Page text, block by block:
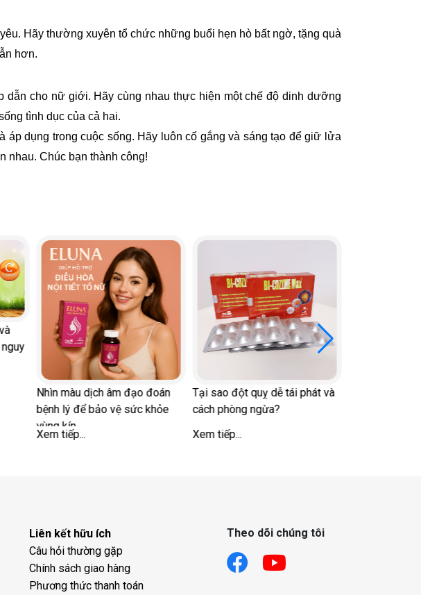
Hãy thường xuyên tổ chức những buổi hẹn hò bất ngờ, tặng quà
hơn.
dẫn cho nữ giới. Hãy cùng nhau thực hiện một chế độ dinh dưỡng
tình dục của cả hai.
áp dụng trong cuộc sống. Hãy luôn cố gắng và sáng tạo để giữ lửa
nhau. Chúc bạn thành công!
Nhìn màu dịch âm đạo đoán
bệnh lý để bảo vệ sức khỏe
vùng kín
Xem tiếp...
Tại sao đột quỵ dễ tái phát và
cách phòng ngừa?
Xem tiếp...
Liên kết hữu ích
Câu hỏi thường gặp
Chính sách giao hàng
Phương thức thanh toán
Theo dõi chúng tôi